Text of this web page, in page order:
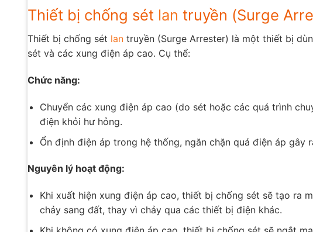
Thiết bị chống sét lan truyền (Surge
Thiết bị chống sét lan truyền (Surge Arrester) là một thiết bị
sét và các xung điện áp cao. Cụ thể:
Chức năng:
Chuyển các xung điện áp cao (do sét hoặc các quá trình
điện khỏi hư hỏng.
Ổn định điện áp trong hệ thống, ngăn chặn quá điện áp gây
Nguyên lý hoạt động:
Khi xuất hiện xung điện áp cao, thiết bị chống sét sẽ tạo ra
chảy sang đất, thay vì chảy qua các thiết bị điện khác.